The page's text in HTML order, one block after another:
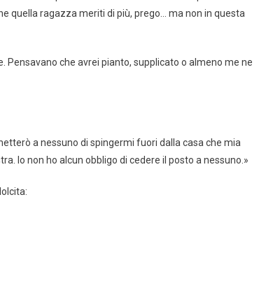
quella ragazza meriti di più, prego… ma non in questa
Pensavano che avrei pianto, supplicato o almeno me ne
a nessuno di spingermi fuori dalla casa che mia
Io non ho alcun obbligo di cedere il posto a nessuno.»